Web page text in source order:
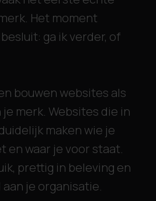
Het moment
ga ik verder, of
bouwen websites als
merk. Websites die in
maken wie je
en waar je voor staat.
prettig in beleving en
je organisatie.